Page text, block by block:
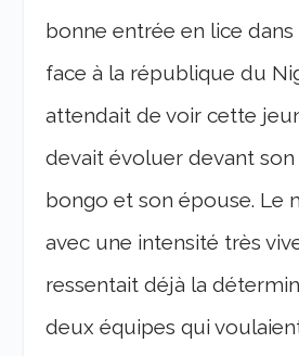
bonne entrée en lice
face à la république du
attendait de voir cette
devait évoluer devant
bongo et son épouse. Le
avec une intensité très
ressentait déjà la
deux équipes qui